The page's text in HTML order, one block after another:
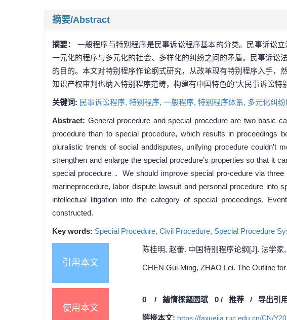
摘要/Abstract
摘要： 一般程序与特别程序是民事诉讼程序基本的分类。民事诉讼
一元化的程序与多元化的社会、多样化的纠纷之间的矛盾。民事诉
的目的。本文对特别程序作论纲式研究，从改革现有特别程序入手
知识产权审判也纳入特别程序范畴，构建有中国特色的“大民事诉讼特
关键词: 民事诉讼程序, 特别程序, 一般程序, 特别程序体系, 多元化纠纷
Abstract: General procedure and special procedure are two basic
procedure than to special procedure, which results in proceedings
pluralistic trends of social anddisputes, unifying procedure couldn't
strengthen and enlarge the special procedure’s properties so that it
special procedure ．We should improve special pro-cedure via
marineprocedure, labor dispute lawsuit and personal procedure
intellectual litigation into the category of special proceedings.
constructed.
Key words: Special Procedure, Civil Procedure, Special Procedure
引用本文
陈桂明, 赵蕾. 中国特别程序论纲[J]. 法学家
CHEN Gui-Ming, ZHAO Lei. The Outline
使用本文
0 / 鏀惰棌鏂囩珷 0/ 推荐 / 导出引用
链接本文: https://faxuejia.ruc.edu.cn/CN/